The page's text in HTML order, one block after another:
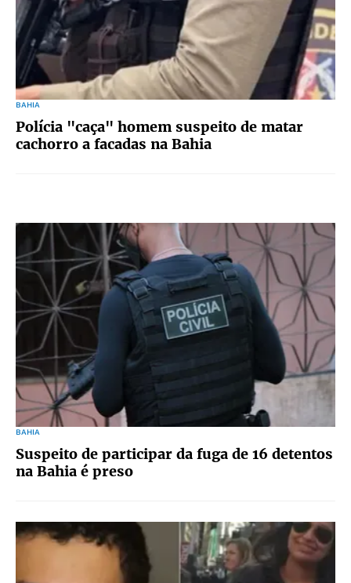
BAHIA
Polícia "caça" homem suspeito de matar
cachorro a facadas na Bahia
BAHIA
Suspeito de participar da fuga de 16 detentos
na Bahia é preso